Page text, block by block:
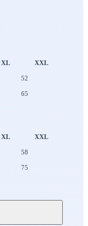
XL XXL
52
65
XL XXL
58
75